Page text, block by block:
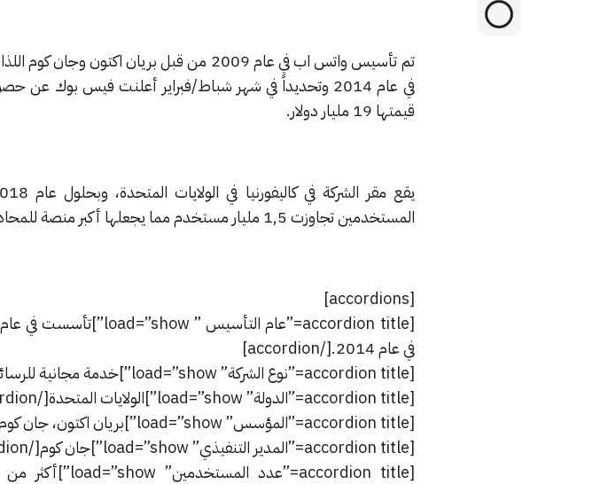
تم تأسيس واتس اب في عام 2009 من قبل بريان
في عام 2014 وتحديداً في شهر شباط/فبراير أعلنت فيس
قيمتها 19 مليار دولار.
المستخدمين تجاوزت 1,5 مليار مستخدم مما يجعلها أكبر منصة للمحادثات في العالم.
[accordions]
في عام 2014.[/accordion]
[accordion title=”نوع الشركة” load=”show”]خدمة مجانية للرسائل متعددة المنصات.[/accordion]
[accordion title=”الدولة” load=”show”]الولايات المتحدة[/accordion]
[accordion title=”المؤسس” load=”show”]بريان اكتون، جان كوم.[/accordion]
[accordion title=”المدير التنفيذي” load=”show”]جان كوم[/accordion]